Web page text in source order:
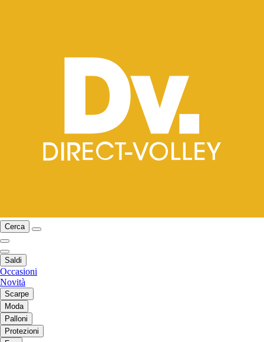
Cerca
Saldi
Occasioni
Novità
Scarpe
Moda
Palloni
Protezioni